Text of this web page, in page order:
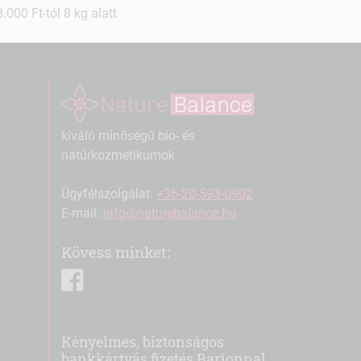
Ft-tól 8 kg alatt
kiváló minőségű bio- és
natúrkozmetikumok
Ügyfélszolgálat: +36-20-593-0902
E-mail: info@naturebalance.hu
Kövess minket:
Kényelmes, biztonságos